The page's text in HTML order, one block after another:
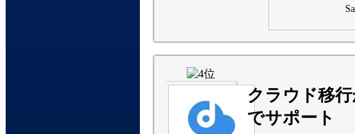
クラウド移
でサポート